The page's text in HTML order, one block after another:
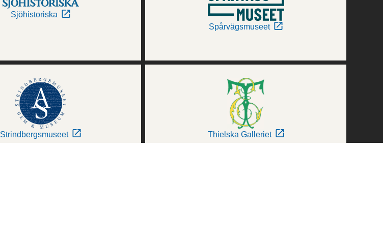
Sjöhistoriska
Spårvägsmuseet
Strindbergsmuseet Thielska Galleriet